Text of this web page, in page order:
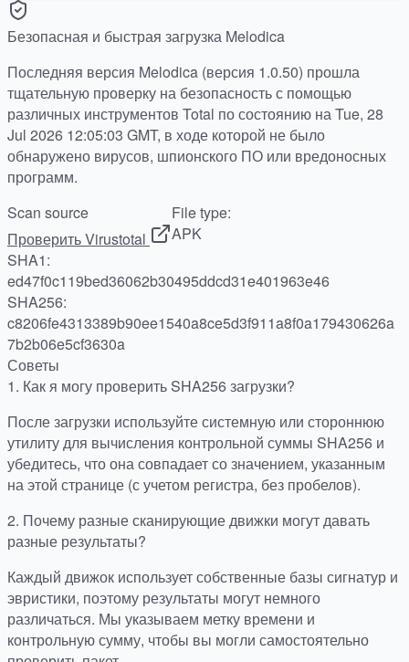
Безопасная и быстрая загрузка Melodica
Последняя версия Melodica (версия 1.0.50) прошла
тщательную проверку на безопасность с помощью
различных инструментов Total по состоянию на Tue, 28
Jul 2026 12:05:03 GMT, в ходе которой не было
обнаружено вирусов, шпионского ПО или вредоносных
программ.
Scan source
Проверить Virustotal
File type:
APK
SHA1:
ed47f0c119bed36062b30495ddcd31e401963e46
SHA256:
c8206fe4313389b90ee1540a8ce5d3f911a8f0a179430626a
7b2b06e5cf3630a
Советы
1. Как я могу проверить SHA256 загрузки?
После загрузки используйте системную или стороннюю
утилиту для вычисления контрольной суммы SHA256 и
убедитесь, что она совпадает со значением, указанным
на этой странице (с учетом регистра, без пробелов).
2. Почему разные сканирующие движки могут давать
разные результаты?
Каждый движок использует собственные базы сигнатур и
эвристики, поэтому результаты могут немного
различаться. Мы указываем метку времени и
контрольную сумму, чтобы вы могли самостоятельно